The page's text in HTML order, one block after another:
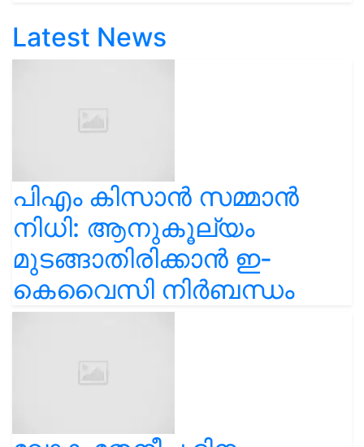
Latest News
പിഎം കിസാൻ സമ്മാൻ
നിധി: ആനുകൂല്യം
മുടങ്ങാതിരിക്കാൻ ഇ-
കെവൈസി നിർബന്ധം